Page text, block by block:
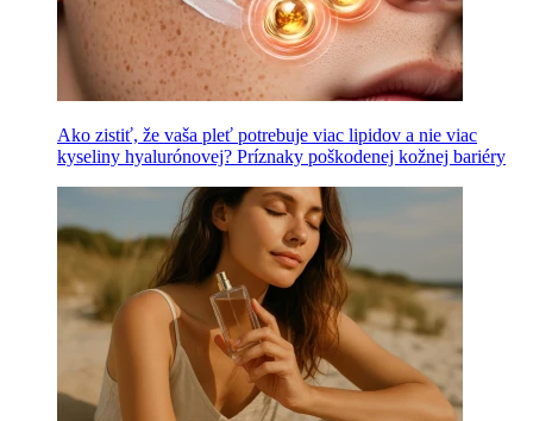
Ako zistiť, že vaša pleť potrebuje viac lipidov a nie viac
kyseliny hyalurónovej? Príznaky poškodenej kožnej bariéry